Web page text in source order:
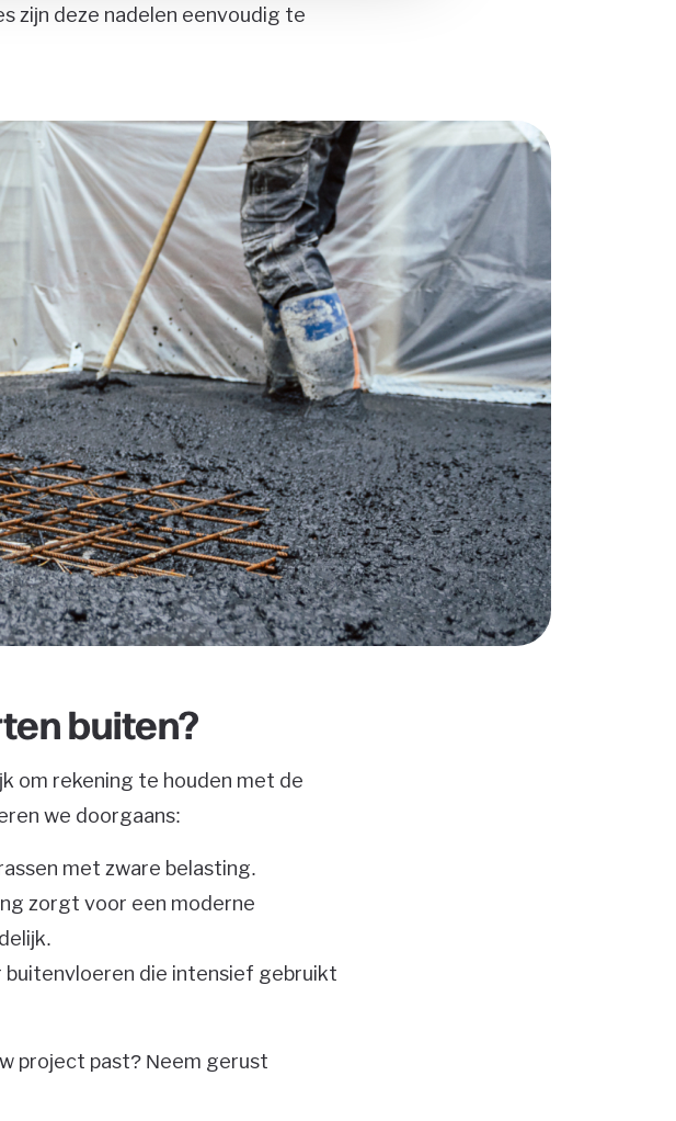
zijn deze nadelen eenvoudig te
buiten?
om rekening te houden met de
we doorgaans:
met zware belasting.
zorgt voor een moderne
buitenvloeren die intensief gebruikt
project past? Neem gerust